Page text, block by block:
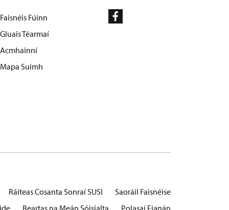
Faisnéis Fúinn
Gluais Téarmaí
Acmhainní
Mapa Suímh
Ráiteas Cosanta Sonraí SUSI
Saoráil Faisnéise
Beartas na Meán Sóisialta Polasaí Fianán